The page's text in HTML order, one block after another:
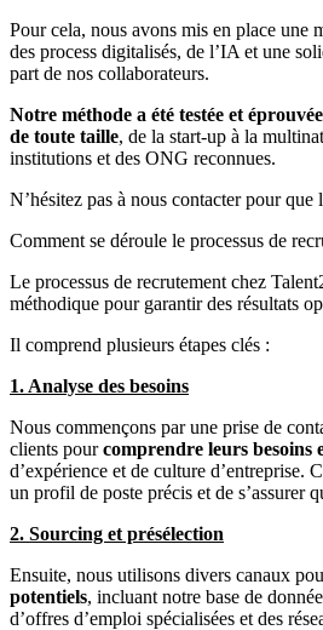
Pour cela, nous avons mis en place une
des process digitalisés, de l’IA et une
part de nos collaborateurs.
Notre méthode a été testée et
de toute taille, de la start-up à la
institutions et des ONG reconnues.
N’hésitez pas à nous contacter pour
Comment se déroule le processus de
Le processus de recrutement chez
méthodique pour garantir des résultats
Il comprend plusieurs étapes clés :
1. Analyse des besoins
Nous commençons par une prise de
clients pourcomprendre leurs besoins
d’expérience et de culture d’entreprise.
un profil de poste précis et de s’assurer
2. Sourcing et présélection
Ensuite, nous utilisons divers canaux
potentiels, incluant notre base de
d’offres d’emploi spécialisées et des